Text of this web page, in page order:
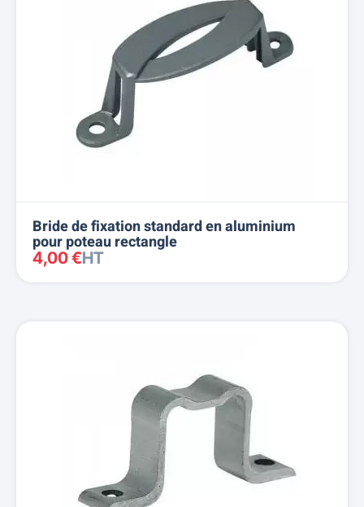
Bride de fixation standard en aluminium
pour poteau rectangle
4,00 €HT